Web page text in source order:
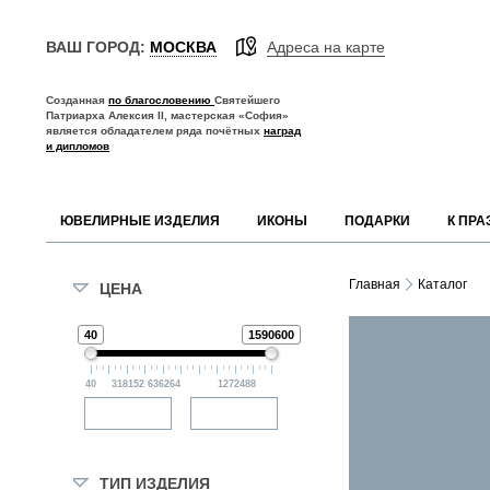
Созданная по благословению Святейшего
Патриарха Алексия II, мастерская «София»
является обладателем ряда почётных наград
и дипломов
ВАШ ГОРОД: МОСКВА Адреса на карте
ЮВЕЛИРНЫЕ ИЗДЕЛИЯ ИКОНЫ ПОДАРКИ К
О МАСТЕРСКОЙ
О ХРАМЕ
БЛОГ
УСЛОВИЯ ДОСТАВКИ
ПО МОСКВЕ
ПО РОССИИ
МОСКВА И ОБЛАСТЬ
МОСКВА
МОСКОВСКАЯ ОБЛАСТЬ
РОЗНИЧНЫЙ ОТДЕЛ
ОПТОВЫЙ ОТДЕЛ
ЦЕНА
40 1590600
40 318152 636264 1272488
ТИП ИЗДЕЛИЯ
Главная Каталог
ЮВЕЛИРНЫЕ ИЗДЕЛИЯ
ИКОНЫ
ПОДАРКИ